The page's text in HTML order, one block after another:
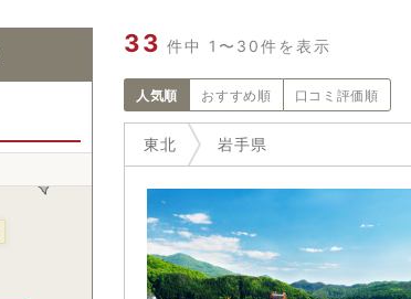
33 件中 1〜30件を表示
人気順 おすすめ順 口コミ評価順
東北 岩手県